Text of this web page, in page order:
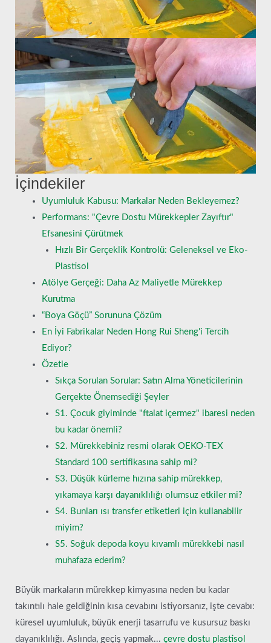
İçindekiler
Uyumluluk Kabusu: Markalar Neden Bekleyemez?
Performans: "Çevre Dostu Mürekkepler Zayıftır"
Efsanesini Çürütmek
Hızlı Bir Gerçeklik Kontrolü: Geleneksel ve Eko-
Plastisol
Atölye Gerçeği: Daha Az Maliyetle Mürekkep
Kurutma
“Boya Göçü” Sorununa Çözüm
En İyi Fabrikalar Neden Hong Rui Sheng'i Tercih
Ediyor?
Özetle
Sıkça Sorulan Sorular: Satın Alma Yöneticilerinin
Gerçekte Önemsediği Şeyler
S1. Çocuk giyiminde "ftalat içermez" ibaresi neden
bu kadar önemli?
S2. Mürekkebiniz resmi olarak OEKO-TEX
Standard 100 sertifikasına sahip mi?
S3. Düşük kürleme hızına sahip mürekkep,
yıkamaya karşı dayanıklılığı olumsuz etkiler mi?
S4. Bunları ısı transfer etiketleri için kullanabilir
miyim?
S5. Soğuk depoda koyu kıvamlı mürekkebi nasıl
muhafaza ederim?
Büyük markaların mürekkep kimyasına neden bu kadar
takıntılı hale geldiğinin kısa cevabını istiyorsanız, işte cevabı:
küresel uyumluluk, büyük enerji tasarrufu ve kusursuz baskı
dayanıklılığı. Aslında, geçiş yapmak... çevre dostu plastisol